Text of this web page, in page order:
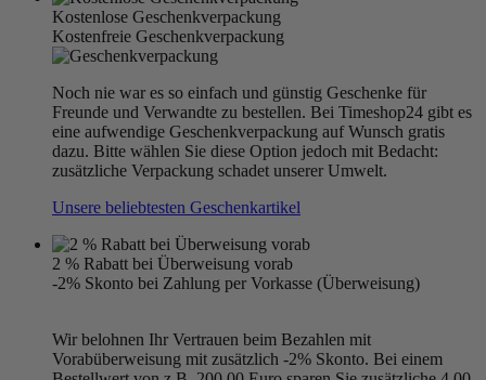
Kostenlose Geschenkverpackung
Kostenfreie Geschenkverpackung
Noch nie war es so einfach und günstig Geschenke für
Freunde und Verwandte zu bestellen. Bei Timeshop24 gibt es
eine aufwendige Geschenkverpackung auf Wunsch gratis
dazu. Bitte wählen Sie diese Option jedoch mit Bedacht:
zusätzliche Verpackung schadet unserer Umwelt.
Unsere beliebtesten Geschenkartikel
2 % Rabatt bei Überweisung vorab
-2% Skonto bei Zahlung per Vorkasse (Überweisung)
Wir belohnen Ihr Vertrauen beim Bezahlen mit
Vorabüberweisung mit zusätzlich -2% Skonto. Bei einem